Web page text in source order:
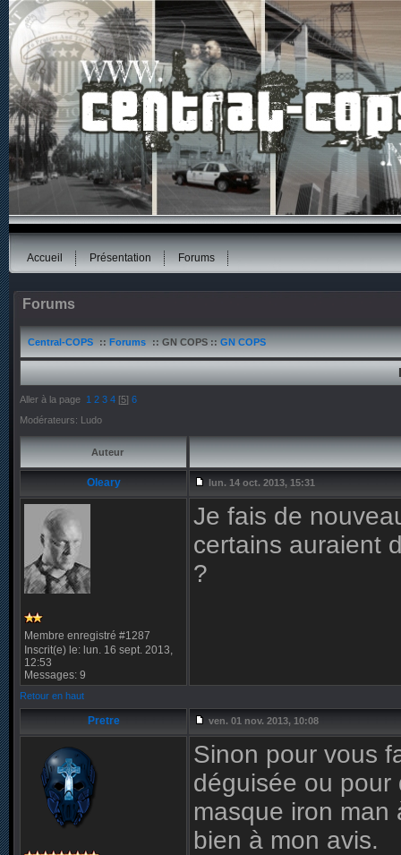
Accueil Présentation Forums
Forums
Central-COPS :: Forums :: GN COPS :: GN COPS
Aller à la page 1 2 3 4 [5] 6
Modérateurs: Ludo
Auteur
Oleary lun. 14 oct. 2013, 15:31
Membre enregistré #1287
Inscrit(e) le: lun. 16 sept. 2013,
12:53
Messages: 9
Je fais de
certains auraient
?
Retour en haut
Pretre ven. 01 nov. 2013, 10:08
Sinon pour vous
déguisée ou pour
masque iron
bien à mon avis.